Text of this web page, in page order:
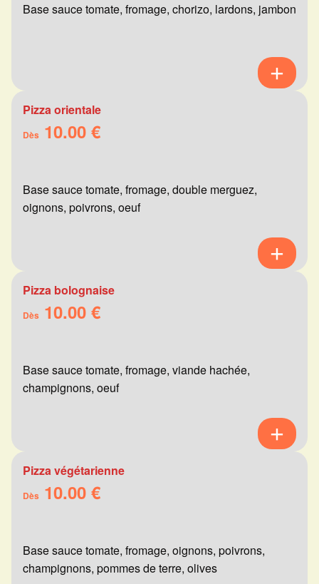
Base sauce tomate, fromage, chorizo, lardons, jambon
Pizza orientale
Dès 10.00 €
Base sauce tomate, fromage, double merguez,
oignons, poivrons, oeuf
Pizza bolognaise
Dès 10.00 €
Base sauce tomate, fromage, viande hachée,
champignons, oeuf
Pizza végétarienne
Dès 10.00 €
Base sauce tomate, fromage, oignons, poivrons,
champignons, pommes de terre, olives